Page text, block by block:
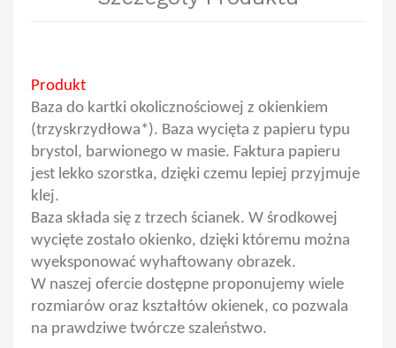
Produkt
Baza do kartki okolicznościowej z okienkiem
(trzyskrzydłowa*). Baza wycięta z papieru typu
brystol, barwionego w masie. Faktura papieru
jest lekko szorstka, dzięki czemu lepiej przyjmuje
klej.
Baza składa się z trzech ścianek. W środkowej
wycięte zostało okienko, dzięki któremu można
wyeksponować wyhaftowany obrazek.
W naszej ofercie dostępne proponujemy wiele
rozmiarów oraz kształtów okienek, co pozwala
na prawdziwe twórcze szaleństwo.